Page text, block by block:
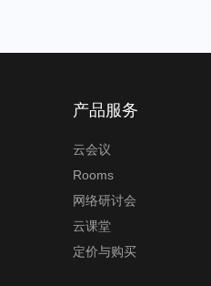
产品服务
云会议
Rooms
网络研讨会
云课堂
定价与购买